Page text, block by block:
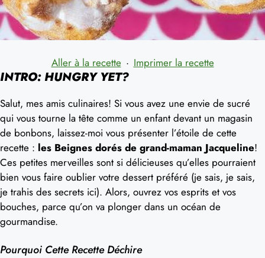
Aller à la recette · Imprimer la recette
INTRO: HUNGRY YET?
Salut, mes amis culinaires! Si vous avez une envie de sucré
qui vous tourne la tête comme un enfant devant un magasin
de bonbons, laissez-moi vous présenter l’étoile de cette
recette : les Beignes dorés de grand-maman Jacqueline!
Ces petites merveilles sont si délicieuses qu’elles pourraient
bien vous faire oublier votre dessert préféré (je sais, je sais,
je trahis des secrets ici). Alors, ouvrez vos esprits et vos
bouches, parce qu’on va plonger dans un océan de
gourmandise.
Pourquoi Cette Recette Déchire